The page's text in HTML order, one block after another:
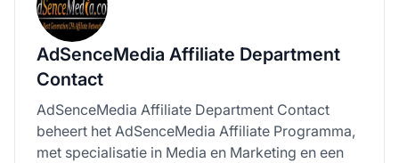
AdSenceMedia Affiliate Department
Contact
AdSenceMedia Affiliate Department Contact
beheert het AdSenceMedia Affiliate Programma,
met specialisatie in Media en Marketing en een